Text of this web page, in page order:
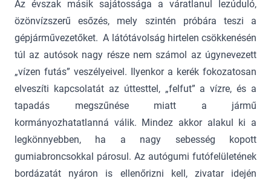
Az évszak másik sajátossága a váratlanul lezúduló,
özönvízszerű esőzés, mely szintén próbára teszi a
gépjárművezetőket. A látótávolság hirtelen csökkenésén
túl az autósok nagy része nem számol az úgynevezett
„vízen futás” veszélyeivel. Ilyenkor a kerék fokozatosan
elveszíti kapcsolatát az úttesttel, „felfut” a vízre, és a
tapadás megszűnése miatt a jármű
kormányozhatatlanná válik. Mindez akkor alakul ki a
legkönnyebben, ha a nagy sebesség kopott
gumiabroncsokkal párosul. Az autógumi futófelületének
bordázatát nyáron is ellenőrizni kell, zivatar idején